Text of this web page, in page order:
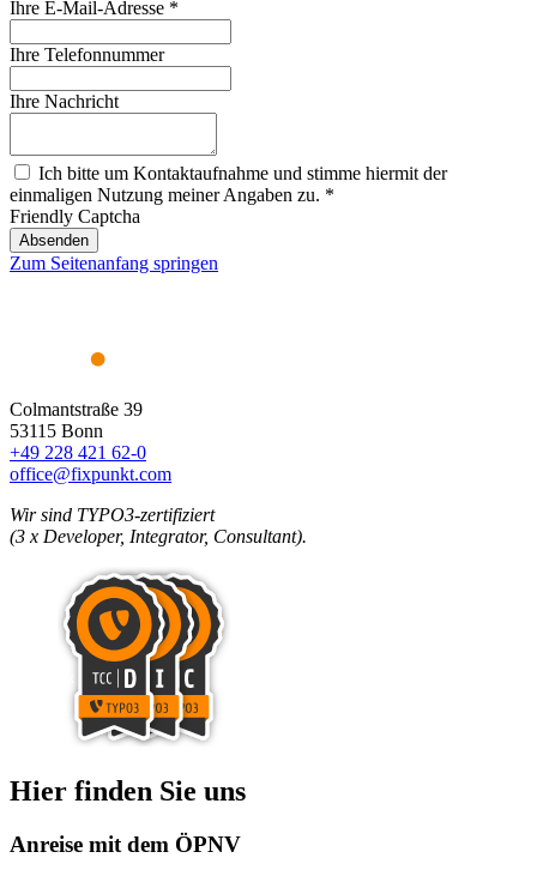
Ihre E-Mail-Adresse *
Ihre Telefonnummer
Ihre Nachricht
Ich bitte um Kontaktaufnahme und stimme hiermit der
einmaligen Nutzung meiner Angaben zu. *
Friendly Captcha
Absenden
Zum Seitenanfang springen
Colmantstraße 39
53115 Bonn
+49 228 421 62-0
office@fixpunkt.com
Wir sind TYPO3-zertifiziert
(3 x Developer, Integrator, Consultant).
Hier finden Sie uns
Anreise mit dem ÖPNV